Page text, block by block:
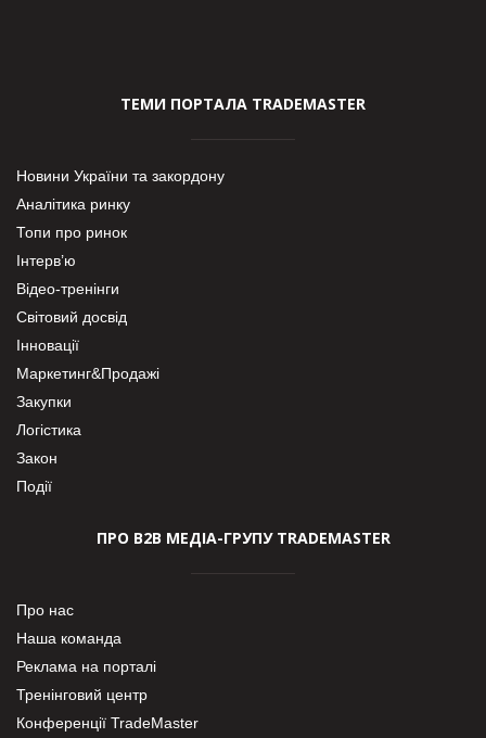
ТЕМИ ПОРТАЛА TRADEMASTER
Новини України та закордону
Аналітика ринку
Топи про ринок
Інтерв’ю
Відео-тренінги
Світовий досвід
Інновації
Маркетинг&Продажі
Закупки
Логістика
Закон
Події
ПРО В2В МЕДІА-ГРУПУ TRADEMASTER
Про нас
Наша команда
Реклама на порталі
Тренінговий центр
Конференції TradeMaster